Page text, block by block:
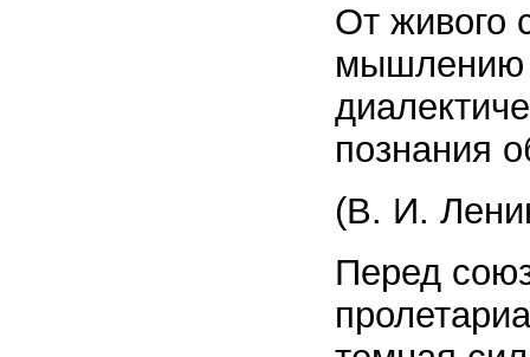
От живого
мышлению
познания
(В. И.
Перед